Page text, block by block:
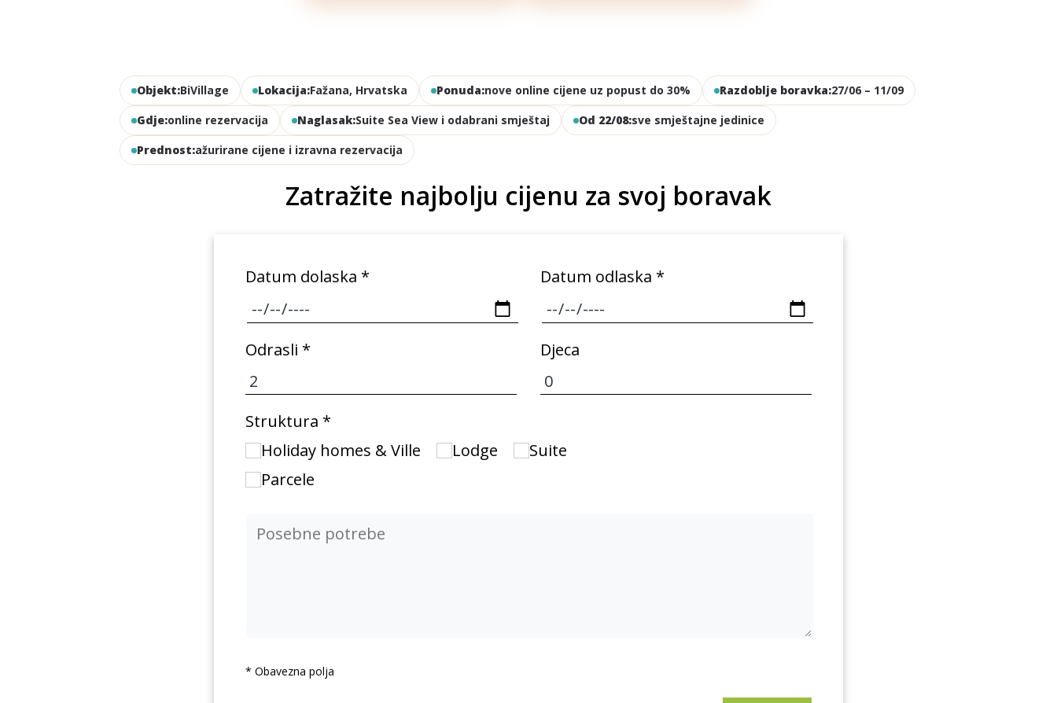
Objekt:BiVillage Lokacija:Fažana, Hrvatska Ponuda:nove online cijene uz popust do 30% Razdoblje boravka:27/06 – 11/09
Gdje:online rezervacija Naglasak:Suite Sea View i odabrani smještaj Od 22/08:sve smještajne jedinice
Prednost:ažurirane cijene i izravna rezervacija
Zatražite najbolju cijenu za svoj boravak
Datum dolaska * Datum odlaska *
Odrasli * Djeca
Struktura *
Holiday homes & Ville
Lodge
Suite
Parcele
* Obavezna polja